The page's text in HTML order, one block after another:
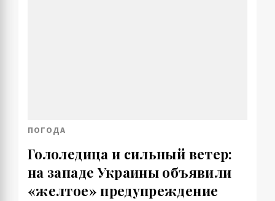
ПОГОДА
Гололедица и сильный ветер:
на западе Украины объявили
«желтое» предупреждение